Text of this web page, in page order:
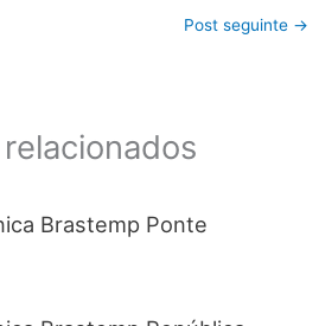
Post seguinte →
Brastemp Ponte